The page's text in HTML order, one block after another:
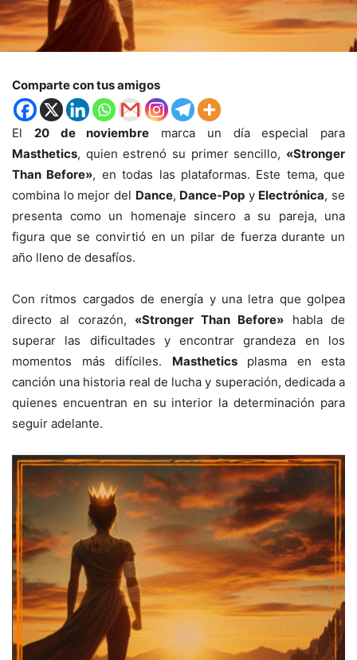
Comparte con tus amigos
El 20 de noviembre marca un día especial para
Masthetics, quien estrenó su primer sencillo, «Stronger
Than Before», en todas las plataformas. Este tema, que
combina lo mejor del Dance, Dance-Pop y Electrónica, se
presenta como un homenaje sincero a su pareja, una
figura que se convirtió en un pilar de fuerza durante un
año lleno de desafíos.
Con ritmos cargados de energía y una letra que golpea
directo al corazón, «Stronger Than Before» habla de
superar las dificultades y encontrar grandeza en los
momentos más difíciles. Mastheticsplasma en esta
canción una historia real de lucha y superación, dedicada a
quienes encuentran en su interior la determinación para
seguir adelante.